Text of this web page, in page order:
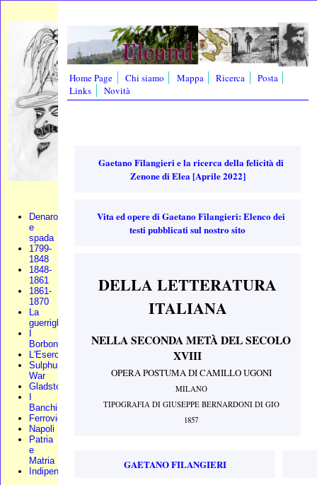
Denaro
e
spada
1799-
1848
1848-
1861
1861-
1870
La
guerriglia
Borbone
L'Esercito
Sulphur
War
Gladstone
Banchi
Ferrovie
Napoli
Patria
e
Matria
Indipendenza
Home Page Chi siamo Mappa Ricerca
Posta
Links
Novità
Gaetano Filangieri e la ricerca della felicità di
Zenone di Elea [Aprile 2022]
Vita ed opere di Gaetano Filangieri: Elenco dei
testi pubblicati sul nostro sito
DELLA LETTERATURA
ITALIANA
NELLA SECONDA METÀ DEL SECOLO
XVIII
OPERA POSTUMA DI CAMILLO UGONI
MILANO
TIPOGRAFIA DI GIUSEPPE BERNARDONI DI GIO
1857
GAETANO FILANGIERI